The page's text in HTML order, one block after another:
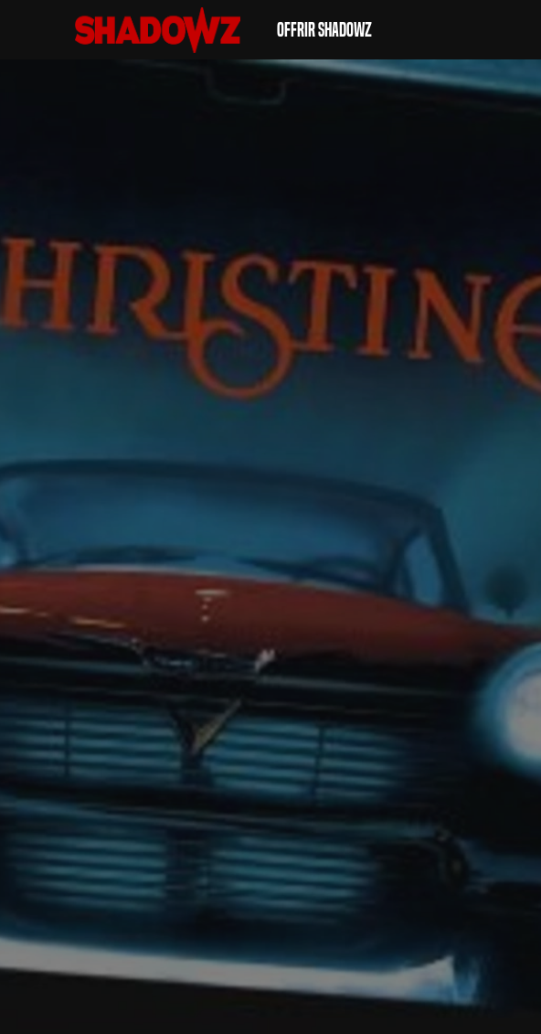
Offrir Shadowz